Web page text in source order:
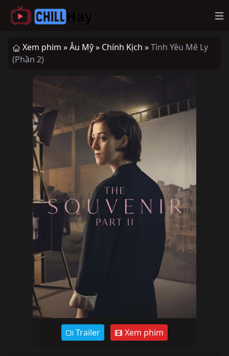
Xem phim »Âu Mỹ » Chính Kịch »Tình Yêu Mê Ly
(Phần 2)
Trailer Xem phim